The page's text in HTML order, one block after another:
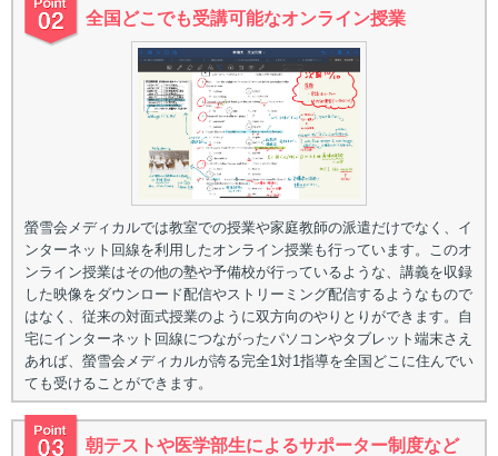
全国どこでも受講可能なオンライン授業
螢雪会メディカルでは教室での授業や家庭教師の派遣だけでなく、イ
ンターネット回線を利用したオンライン授業も行っています。このオ
ンライン授業はその他の塾や予備校が行っているような、講義を収録
した映像をダウンロード配信やストリーミング配信するようなもので
はなく、従来の対面式授業のように双方向のやりとりができます。自
宅にインターネット回線につながったパソコンやタブレット端末さえ
あれば、螢雪会メディカルが誇る完全1対1指導を全国どこに住んでい
ても受けることができます。
朝テストや医学部生によるサポーター制度など